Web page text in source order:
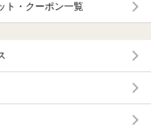
ト・クーポン一覧